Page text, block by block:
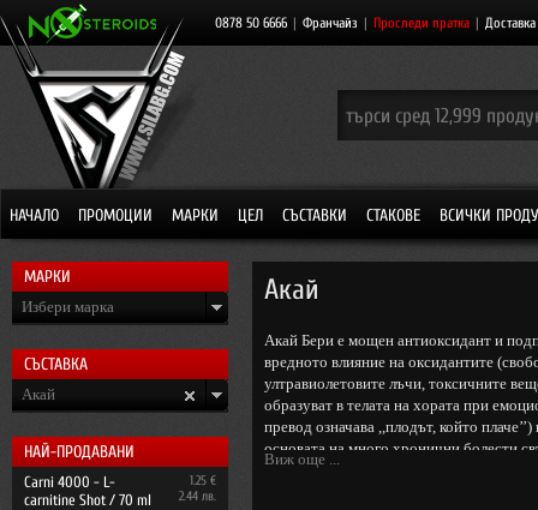
0878 50 6666 | Франчайз | Проследи пратка | Доставка
НАЧАЛО ПРОМОЦИИ МАРКИ ЦЕЛ СЪСТАВКИ СТАКОВЕ ВСИЧКИ
МАРКИ
Избери марка
СЪСТАВКА
Акай
НАЙ-ПРОДАВАНИ
Carni 4000 - L-
carnitine Shot / 70 ml
1.25 €
2.44 лв.
Акай
Акай Бери е мощен антиоксидант и
вредното влияние на оксидантите
ултравиолетовите лъчи, токсичните
образуват в телата на хората при
превод означава ,,плодът, който
основата на много хронични болести
Виж още ...